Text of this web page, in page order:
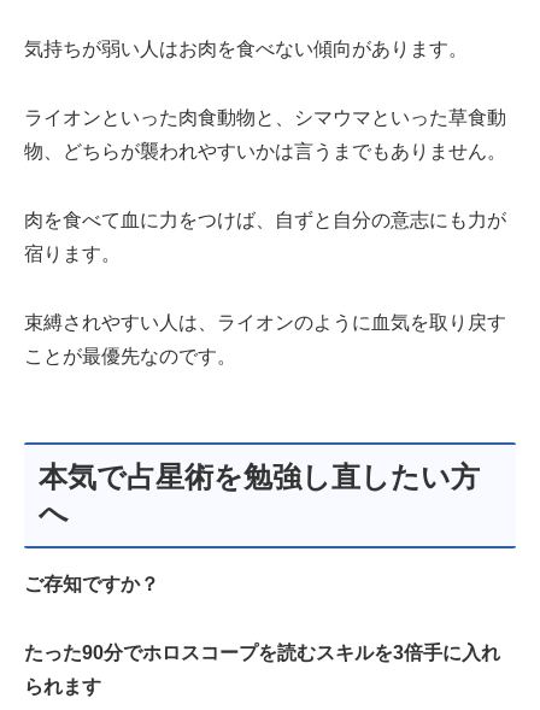
気持ちが弱い人はお肉を食べない傾向があります。
ライオンといった肉食動物と、シマウマといった草食動
物、どちらが襲われやすいかは言うまでもありません。
肉を食べて血に力をつけば、自ずと自分の意志にも力が
宿ります。
束縛されやすい人は、ライオンのように血気を取り戻す
ことが最優先なのです。
本気で占星術を勉強し直したい方
へ
ご存知ですか？
たった90分でホロスコープを読むスキルを3倍手に入れ
られます